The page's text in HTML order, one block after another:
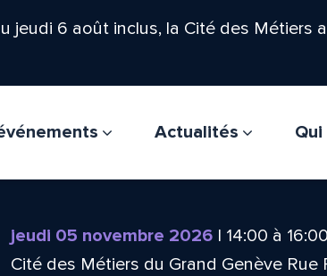
6 août inclus, la Cité des Métiers
Actualités
jeudi 05 novembre 2026| 14:00 à 16:00
Cité des Métiers du Grand Genève